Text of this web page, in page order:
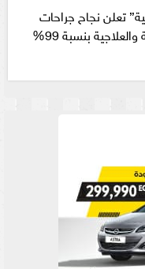
تعلن نجاح جراحات
بنسبة 99%